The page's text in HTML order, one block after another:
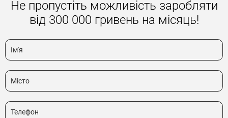
Не пропустіть можливість заробляти
від 300 000 гривень на місяць!